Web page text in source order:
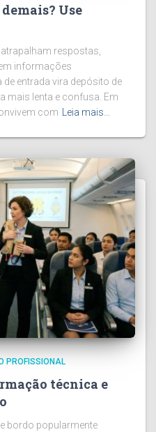
Use
respostas,
informações
entrada vira depósito de
mais lenta e confusa. Em
com
Leia mais…
PROFISSIONAL
técnica e
bordo popularmente